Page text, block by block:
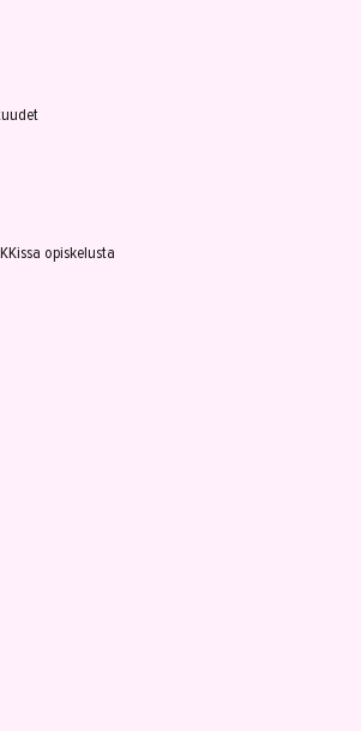
opiskelusta